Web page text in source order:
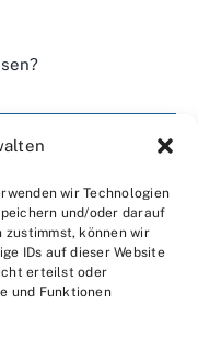
wir Technologien
und/oder darauf
zustimmst, können wir
IDs auf dieser Website
erteilst oder
und Funktionen